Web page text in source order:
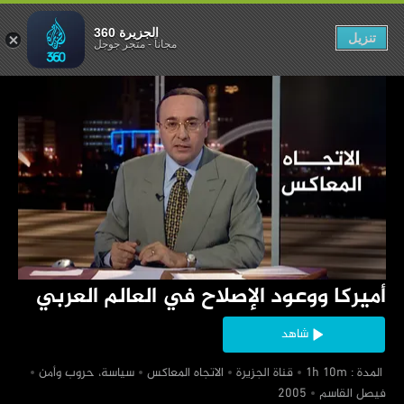
‏أميركا ووعود الإصلاح في العالم العربي
شاهد
‏ المدة : 1h 10m
‏قناة الجزيرة ‏الاتجاه المعاكس
‏سياسة، حروب وأمن
‏فيصل القاسم
العالم العربي
الجزيرة 360
مجاناً-متجر جوجل تنزيل